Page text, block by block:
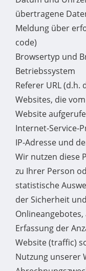
übertragene
Meldung über
code)
Browsertyp und
Betriebssystem
Referer URL (d.h.
Websites, die
Website
Internet-Service-
IP-Adresse und
Wir nutzen diese
zu Ihrer Person
statistische
der Sicherheit
Erfassung der
Website (traffic)
Nutzung unserer